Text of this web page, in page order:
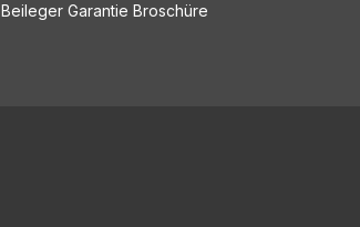
Beileger Garantie Broschüre